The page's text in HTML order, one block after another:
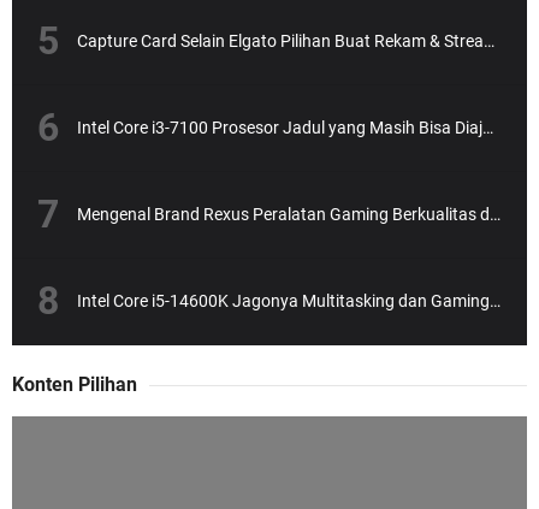
Capture Card Selain Elgato Pilihan Buat Rekam & Streaming Tanpa Ribet
Intel Core i3-7100 Prosesor Jadul yang Masih Bisa Diajak Ngebut?
Mengenal Brand Rexus Peralatan Gaming Berkualitas dengan Harga Bersahabat
Intel Core i5-14600K Jagonya Multitasking dan Gaming, Tapi Gak Bikin Dompet Bolong!
Konten Pilihan